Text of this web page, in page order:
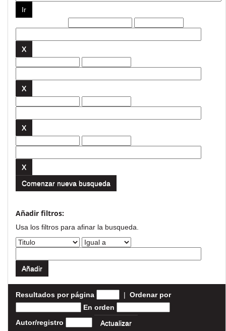
Comenzar nueva busqueda
Añadir filtros:
Usa los filtros para afinar la busqueda.
Resultados por página | Ordenar por
En orden
Autor/registro